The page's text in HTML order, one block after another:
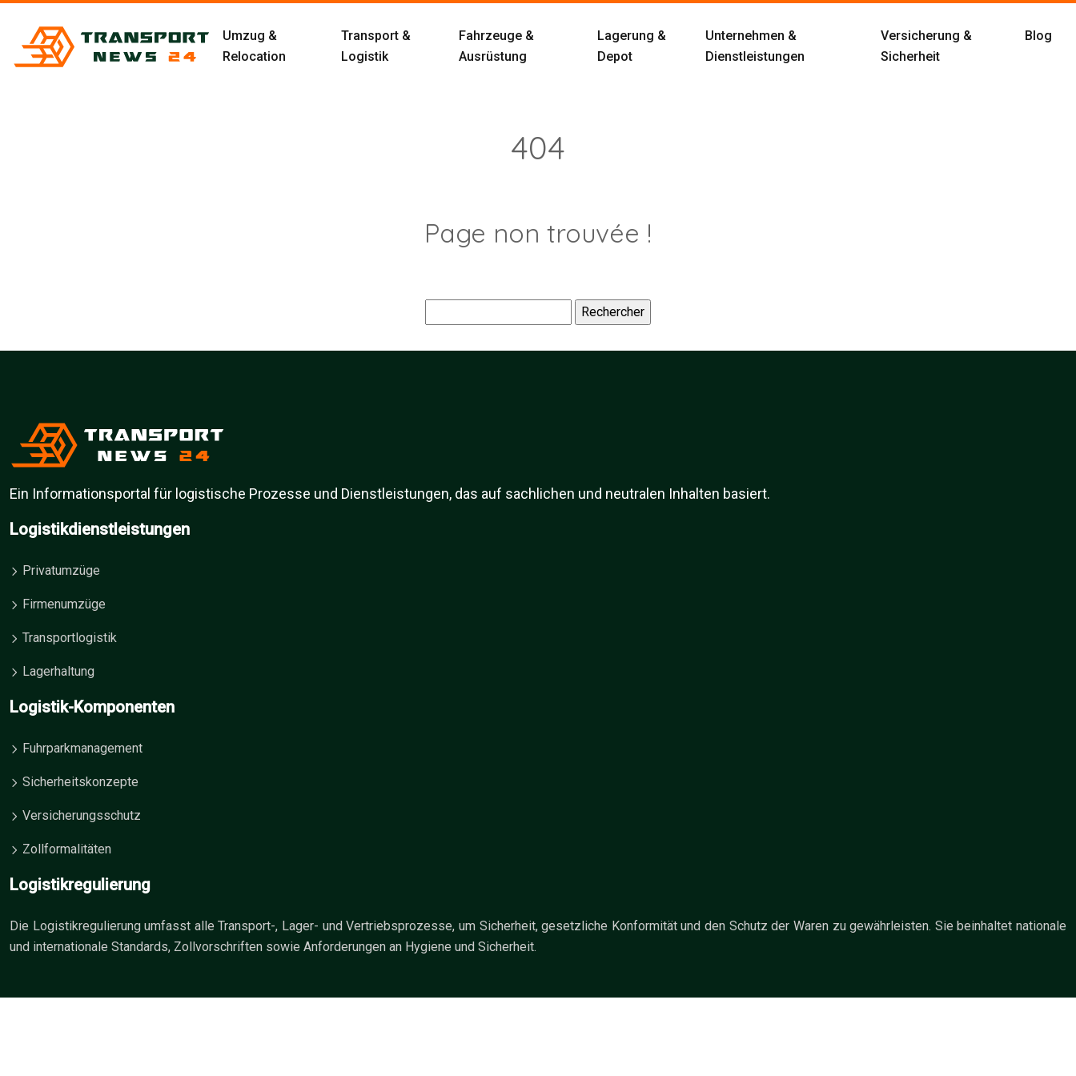
Umzug &
Relocation
Transport &
Logistik
Fahrzeuge &
Ausrüstung
Lagerung &
Depot
Unternehmen &
Dienstleistungen
Versicherung &
Sicherheit
Blog
404
Page non trouvée !
Ein Informationsportal für logistische Prozesse und Dienstleistungen, das auf sachlichen und neutralen Inhalten basiert.
Logistikdienstleistungen
Privatumzüge
Firmenumzüge
Transportlogistik
Lagerhaltung
Logistik-Komponenten
Fuhrparkmanagement
Sicherheitskonzepte
Versicherungsschutz
Zollformalitäten
Logistikregulierung
Die Logistikregulierung umfasst alle Transport-, Lager- und Vertriebsprozesse, um Sicherheit, gesetzliche Konformität und den Schutz der Waren zu gewährleisten. Sie beinhaltet nationale
und internationale Standards, Zollvorschriften sowie Anforderungen an Hygiene und Sicherheit.